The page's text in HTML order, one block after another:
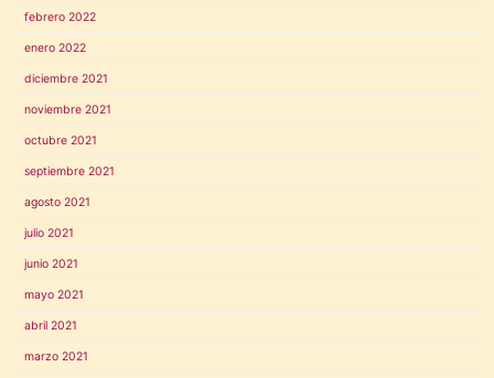
febrero 2022
enero 2022
diciembre 2021
noviembre 2021
octubre 2021
septiembre 2021
agosto 2021
julio 2021
junio 2021
mayo 2021
abril 2021
marzo 2021